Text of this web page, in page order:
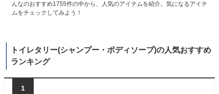
んなのおすすめ1755件の中から、人気のアイテムを紹介。気になるアイテ
ムをチェックしてみよう！
トイレタリー(シャンプー・ボディソープ)の人気おすすめ
ランキング
1